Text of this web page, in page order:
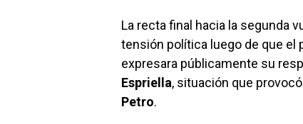
La recta final hacia la segunda
tensión política luego de que el
expresara públicamente su
Espriella, situación que
Petro.